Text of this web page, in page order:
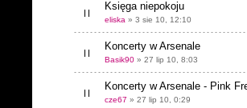
Księga niepokoju
eliska » 3 sie 10, 12:10
Koncerty w Arsenale
Basik90 » 27 lip 10, 8:03
Koncerty w Arsenale - Pink
cze67 » 27 lip 10, 0:29